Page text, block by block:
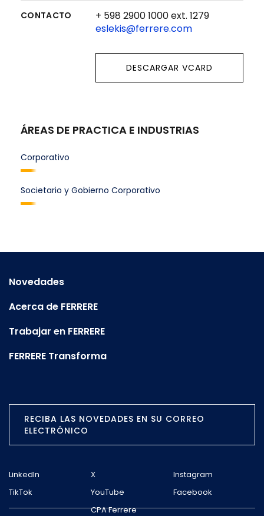
CONTACTO
+ 598 2900 1000 ext. 1279
eslekis@ferrere.com
DESCARGAR VCARD
ÁREAS DE PRACTICA E INDUSTRIAS
Corporativo
Societario y Gobierno Corporativo
Novedades
Acerca de FERRERE
Trabajar en FERRERE
FERRERE Transforma
RECIBA LAS NOVEDADES EN SU CORREO
ELECTRÓNICO
LinkedIn X
Instagram
TikTok
YouTube
Facebook
CPA Ferrere